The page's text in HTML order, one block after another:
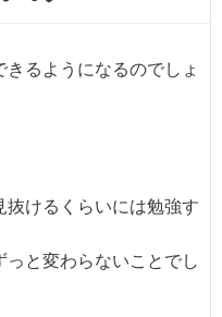
るようになるのでしょ
抜けるくらいには勉強す
と変わらないことでし